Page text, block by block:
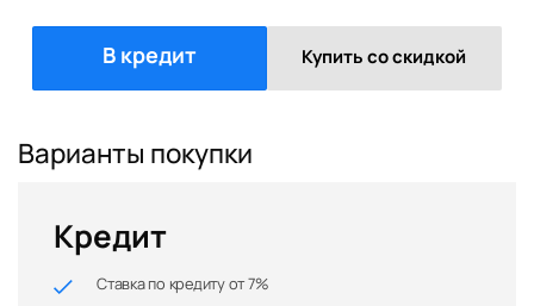
В кредит Купить со скидкой
Варианты покупки
Кредит
Ставка по кредиту от 7%